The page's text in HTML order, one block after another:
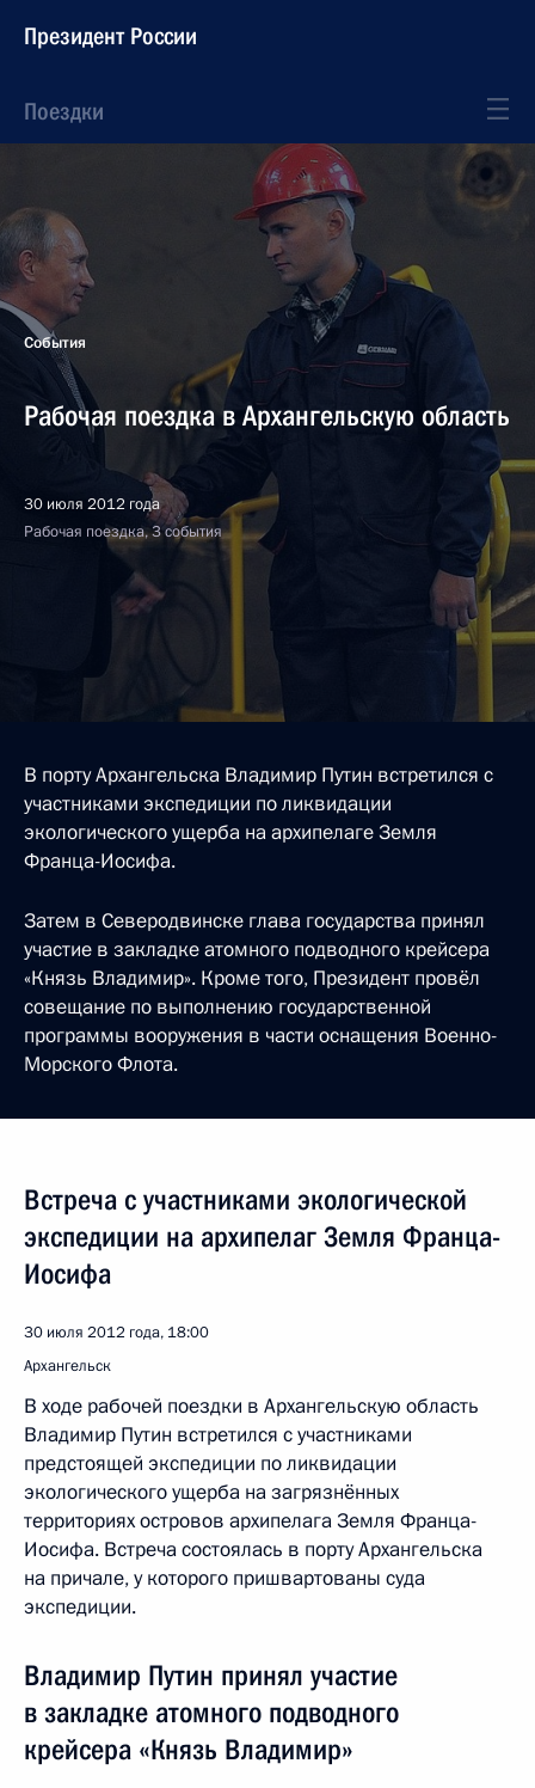
Президент России
Поездки
События
Рабочая поездка в Архангельскую область
30 июля 2012 года
Рабочая поездка, 3 события
В порту Архангельска Владимир Путин встретился с
участниками экспедиции по ликвидации
экологического ущерба на архипелаге Земля
Франца-Иосифа.
Затем в Северодвинске глава государства принял
участие в закладке атомного подводного крейсера
«Князь Владимир». Кроме того, Президент провёл
совещание по выполнению государственной
программы вооружения в части оснащения Военно-
Морского Флота.
Встреча с участниками экологической
экспедиции на архипелаг Земля Франца-
Иосифа
30 июля 2012 года, 18:00
Архангельск
В ходе рабочей поездки в Архангельскую область
Владимир Путин встретился с участниками
предстоящей экспедиции по ликвидации
экологического ущерба на загрязнённых
территориях островов архипелага Земля Франца-
Иосифа. Встреча состоялась в порту Архангельска
на причале, у которого пришвартованы суда
экспедиции.
Владимир Путин принял участие
в закладке атомного подводного
крейсера «Князь Владимир»